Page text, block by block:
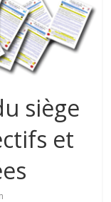
siège
et